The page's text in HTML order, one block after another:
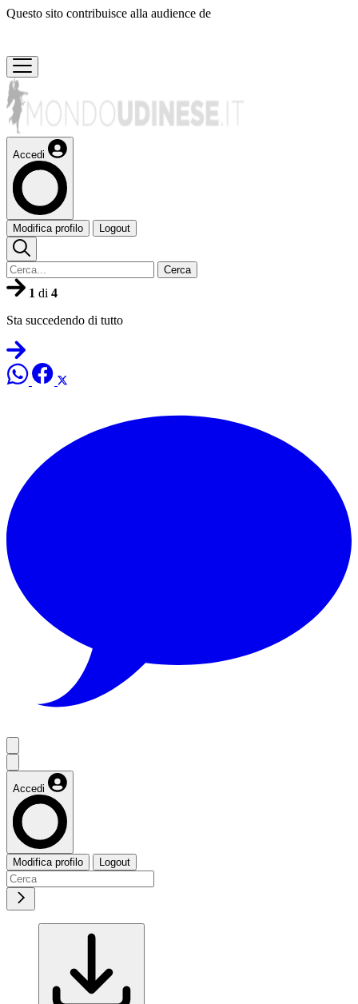
Questo sito contribuisce alla audience de
Accedi
Modifica profilo Logout
Cerca
1 di 4
Sta succedendo di tutto
Accedi
Modifica profilo Logout